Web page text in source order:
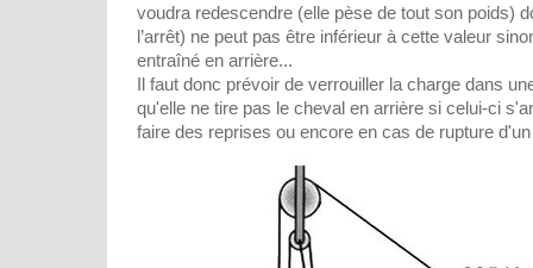
voudra redescendre (elle pèse de tout son poids)
l’arrêt) ne peut pas être inférieur à cette valeur
entraîné en arrière...
Il faut donc prévoir de verrouiller la charge dans
qu'elle ne tire pas le cheval en arrière si celui-ci
faire des reprises ou encore en cas de rupture